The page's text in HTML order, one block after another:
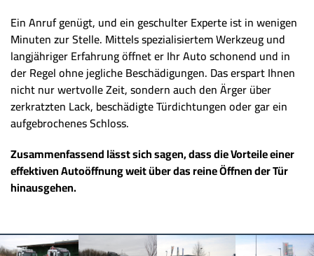
Ein Anruf genügt, und ein geschulter Experte ist in wenigen
Minuten zur Stelle. Mittels spezialisiertem Werkzeug und
langjähriger Erfahrung öffnet er Ihr Auto schonend und in
der Regel ohne jegliche Beschädigungen. Das erspart Ihnen
nicht nur wertvolle Zeit, sondern auch den Ärger über
zerkratzten Lack, beschädigte Türdichtungen oder gar ein
aufgebrochenes Schloss.
Zusammenfassend lässt sich sagen, dass die Vorteile einer
effektiven Autoöffnung weit über das reine Öffnen der Tür
hinausgehen.